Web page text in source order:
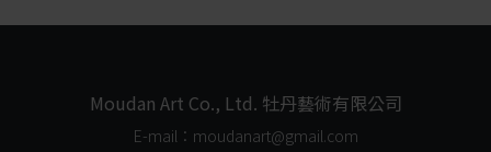
Moudan Art Co., Ltd. 牡丹藝術有限公司
E-mail：moudanart@gmail.com